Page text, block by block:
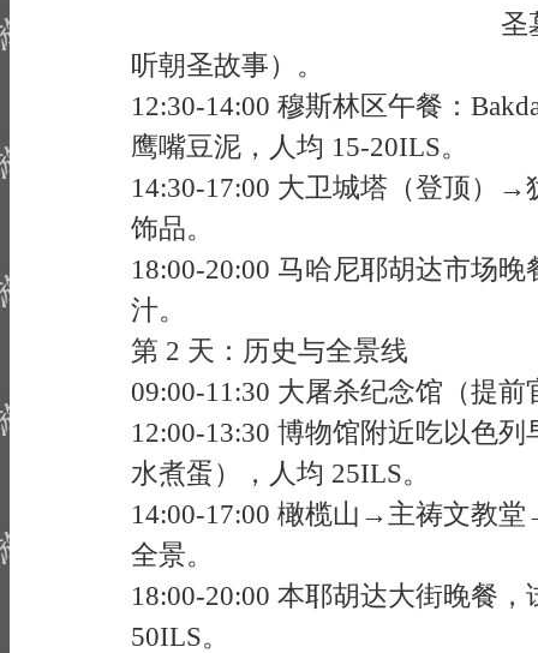
圣
听朝圣故事）。
12:30-14:00 穆斯林区午餐：
鹰嘴豆泥，人均 15-20ILS。
14:30-17:00 大卫城塔（登顶）→
饰品。
18:00-20:00 马哈尼耶胡达市场
汁。
第 2 天：历史与全景线
09:00-11:30 大屠杀纪念馆（提
12:00-13:30 博物馆附近吃以色
水煮蛋），人均 25ILS。
14:00-17:00 橄榄山→主祷文教
全景。
18:00-20:00 本耶胡达大街晚餐
50ILS。